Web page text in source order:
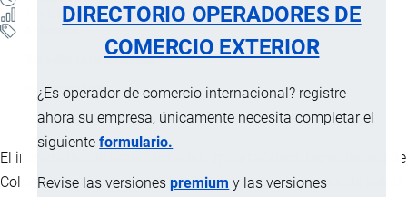
DIRECTORIO OPERADORES DE
COMERCIO EXTERIOR
¿Es operador de comercio internacional? registre
ahora su empresa, únicamente necesita completar el
siguienteformulario.
Revise las versionespremium y las versiones
7 VISTAS
Derecho Internacional
Importaciones
El incremento de aranceles a las importaciones provenientes de
Colombia está generando preocupación en el sistema de salud